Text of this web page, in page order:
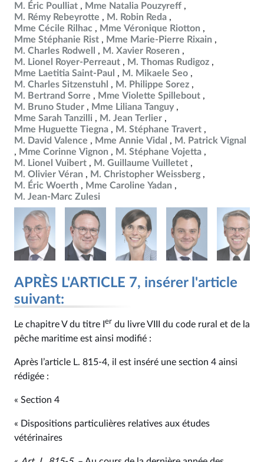
M. Éric Poulliat
Mme Natalia Pouzyreff
M. Rémy Rebeyrotte
M. Robin Reda
Mme Cécile Rilhac
Mme Véronique Riotton
Mme Stéphanie Rist
Mme Marie-Pierre Rixain
M. Charles Rodwell
M. Xavier Roseren
M. Lionel Royer-Perreaut
M. Thomas Rudigoz
Mme Laetitia Saint-Paul
M. Mikaele Seo
M. Charles Sitzenstuhl
M. Philippe Sorez
M. Bertrand Sorre
Mme Violette Spillebout
M. Bruno Studer
Mme Liliana Tanguy
Mme Sarah Tanzilli
M. Jean Terlier
Mme Huguette Tiegna
M. Stéphane Travert
M. David Valence
Mme Annie Vidal
M. Patrick Vignal
Mme Corinne Vignon
M. Stéphane Vojetta
M. Lionel Vuibert
M. Guillaume Vuilletet
M. Olivier Véran
M. Christopher Weissberg
M. Éric Woerth
Mme Caroline Yadan
M. Jean-Marc Zulesi
APRÈS L'ARTICLE 7, insérer l'article
suivant:
Le chapitre V du titre I er du livre VIII du code rural et de la
pêche maritime est ainsi modifié :
Après l’article L. 815‑4, il est inséré une section 4 ainsi
rédigée :
« Section 4
« Dispositions particulières relatives aux études
vétérinaires